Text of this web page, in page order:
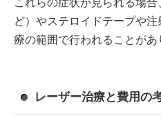
これらの症状が見られる場
ど）やステロイドテープや
療の範囲で行われることがあ
レーザー治療と費用の